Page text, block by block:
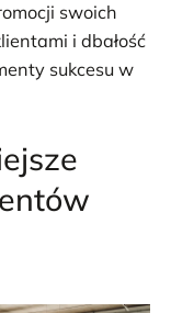
swoich
i dbałość
sukcesu w